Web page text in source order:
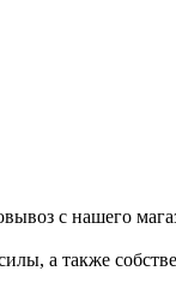
с нашего
а также